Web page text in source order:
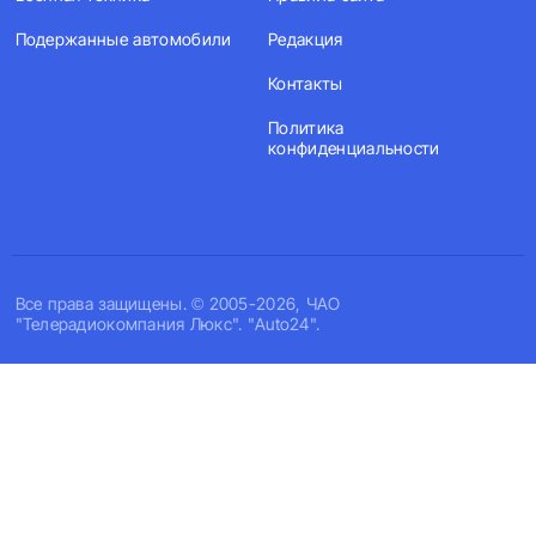
Все права защищены. © 2005-2026, ЧАО
"Телерадиокомпания Люкс". "Auto24".
Подержанные автомобили Редакция
Контакты
Политика
конфиденциальности